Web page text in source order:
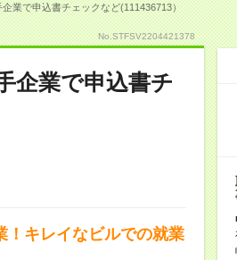
業で申込書チェックなど(111436713）
No.STFSV2204421378
企業で申込書チ
！キレイなビルでの就業